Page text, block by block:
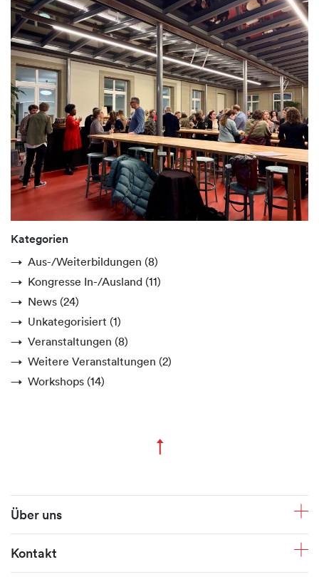
Kategorien
Aus-/Weiterbildungen (8)
Kongresse In-/Ausland (11)
News (24)
Unkategorisiert (1)
Veranstaltungen (8)
Weitere Veranstaltungen (2)
Workshops (14)
↑Zum Seitenanfang
Fusszeile
Über uns
Kontakt